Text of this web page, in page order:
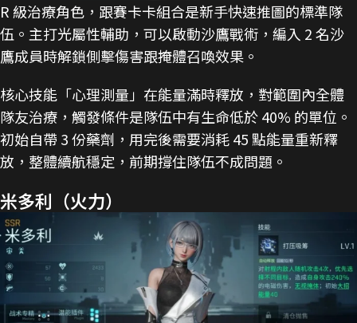
R 級治療角色，跟賽卡卡組合是新手快速推圖的標準隊
伍。主打光屬性輔助，可以啟動沙鷹戰術，編入 2 名沙
鷹成員時解鎖側擊傷害跟掩體召喚效果。
核心技能「心理測量」在能量滿時釋放，對範圍內全體
隊友治療，觸發條件是隊伍中有生命低於 40% 的單位。
初始自帶 3 份藥劑，用完後需要消耗 45 點能量重新釋
放，整體續航穩定，前期撐住隊伍不成問題。
米多利（火力）